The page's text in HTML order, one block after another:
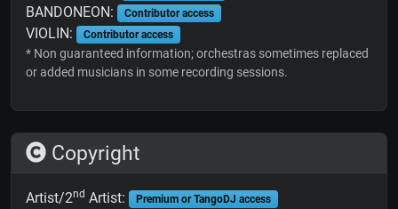
BANDONEON: Contributor access
VIOLIN: Contributor access
* Non guaranteed information; orchestras sometimes replaced
or added musicians in some recording sessions.
Copyright
Artist/2nd Artist: Premium or TangoDJ access